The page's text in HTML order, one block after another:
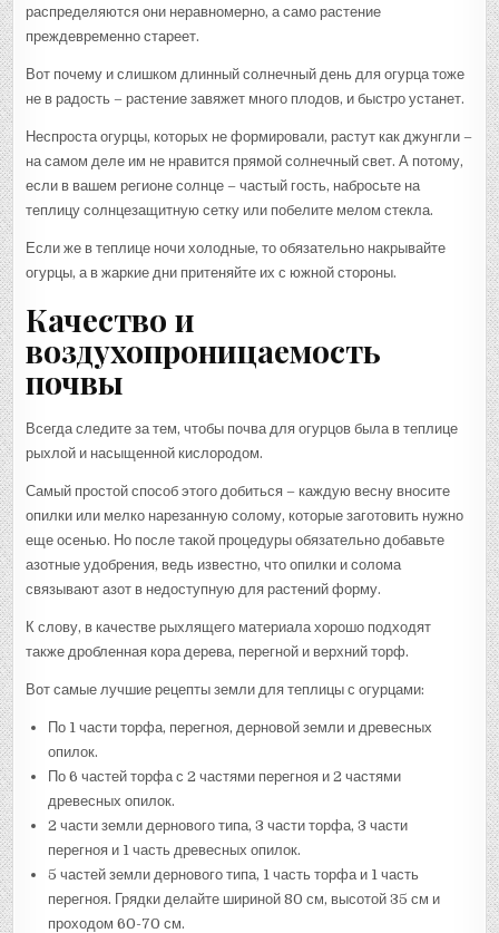
распределяются они неравномерно, а само растение
преждевременно стареет.
Вот почему и слишком длинный солнечный день для огурца тоже
не в радость – растение завяжет много плодов, и быстро устанет.
Неспроста огурцы, которых не формировали, растут как джунгли –
на самом деле им не нравится прямой солнечный свет. А потому,
если в вашем регионе солнце – частый гость, набросьте на
теплицу солнцезащитную сетку или побелите мелом стекла.
Если же в теплице ночи холодные, то обязательно накрывайте
огурцы, а в жаркие дни притеняйте их с южной стороны.
Качество и
воздухопроницаемость
почвы
Всегда следите за тем, чтобы почва для огурцов была в теплице
рыхлой и насыщенной кислородом.
Самый простой способ этого добиться – каждую весну вносите
опилки или мелко нарезанную солому, которые заготовить нужно
еще осенью. Но после такой процедуры обязательно добавьте
азотные удобрения, ведь известно, что опилки и солома
связывают азот в недоступную для растений форму.
К слову, в качестве рыхлящего материала хорошо подходят
также дробленная кора дерева, перегной и верхний торф.
Вот самые лучшие рецепты земли для теплицы с огурцами:
По 1 части торфа, перегноя, дерновой земли и древесных
опилок.
По 6 частей торфа с 2 частями перегноя и 2 частями
древесных опилок.
2 части земли дернового типа, 3 части торфа, 3 части
перегноя и 1 часть древесных опилок.
5 частей земли дернового типа, 1 часть торфа и 1 часть
перегноя. Грядки делайте шириной 80 см, высотой 35 см и
проходом 60-70 см.